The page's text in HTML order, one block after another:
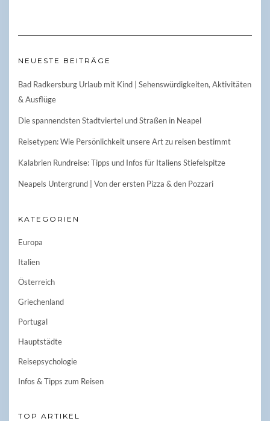
NEUESTE BEITRÄGE
Bad Radkersburg Urlaub mit Kind | Sehenswürdigkeiten, Aktivitäten
& Ausflüge
Die spannendsten Stadtviertel und Straßen in Neapel
Reisetypen: Wie Persönlichkeit unsere Art zu reisen bestimmt
Kalabrien Rundreise: Tipps und Infos für Italiens Stiefelspitze
Neapels Untergrund | Von der ersten Pizza & den Pozzari
KATEGORIEN
Europa
Italien
Österreich
Griechenland
Portugal
Hauptstädte
Reisepsychologie
Infos & Tipps zum Reisen
TOP ARTIKEL